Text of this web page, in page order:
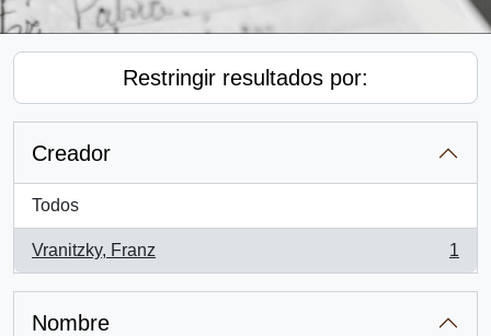
Restringir resultados por:
Creador
Todos
Vranitzky, Franz
, 1 resultados
1
Nombre